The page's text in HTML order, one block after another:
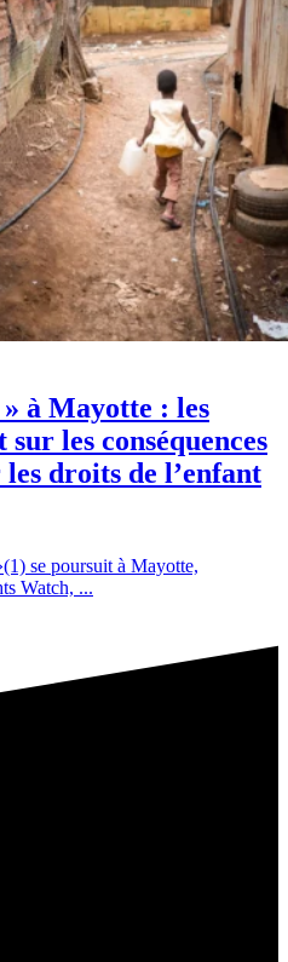
à Mayotte : les
les conséquences
droits de l’enfant
se poursuit à Mayotte,
Watch, ...